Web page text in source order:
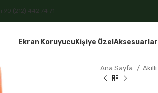
+90 (212) 442 74 71
Ekran KoruyucuKişiye Özel Aksesuarlar
Ana Sayfa